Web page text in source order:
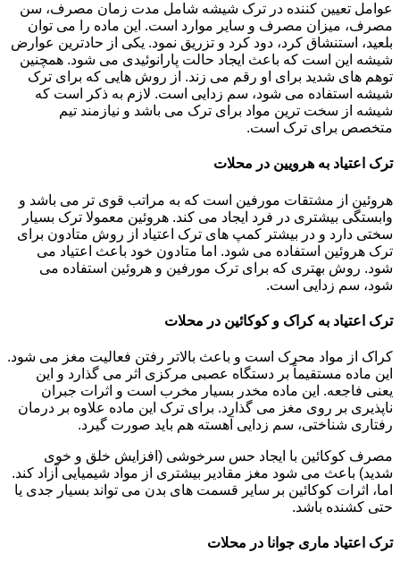
عوامل تعیین کننده در ترک شیشه شامل مدت زمان مصرف، سن
مصرف، میزان مصرف و سایر موارد است. این ماده را می توان
بلعید، استنشاق کرد، دود کرد و تزریق نمود. یکی از حادترین عوارض
شیشه این است که باعث ایجاد حالت پارانوئیدی می شود. همچنین
توهم های شدید برای او رقم می زند. از روش هایی که برای ترک
شیشه استفاده می شود، سم زدایی است. لازم به ذکر است که
شیشه از سخت ترین مواد برای ترک می باشد و نیازمند تیم
متخصص برای ترک است.
ترک اعتیاد به هرویین در محلات
هروئین از مشتقات مورفین است که به مراتب قوی تر می باشد و
وابستگی بیشتری در فرد ایجاد می کند. هروئین معمولا ترک بسیار
سختی دارد و در بیشتر کمپ های ترک اعتیاد از روش متادون برای
ترک هروئین استفاده می شود. اما متادون خود باعث اعتیاد می
شود. روش بهتری که برای ترک مورفین و هروئین استفاده می
شود، سم زدایی است.
ترک اعتیاد به کراک و کوکائین در محلات
کراک از مواد محرک است و باعث بالاتر رفتن فعالیت مغز می شود.
این ماده مستقیماً بر دستگاه عصبی مرکزی اثر می گذارد و این
یعنی فاجعه. این ماده مخدر بسیار مخرب است و اثرات جبران
ناپذیری بر روی مغز می گذارد. برای ترک این ماده علاوه بر درمان
رفتاری شناختی، سم زدایی آهسته هم باید صورت گیرد.
مصرف کوکائین با ایجاد حس سرخوشی (افزایش خلق و خوی
شدید) باعث می شود مغز مقادیر بیشتری از مواد شیمیایی آزاد کند.
اما، اثرات کوکائین بر سایر قسمت های بدن می تواند بسیار جدی یا
حتی کشنده باشد.
ترک اعتیاد ماری جوانا در محلات